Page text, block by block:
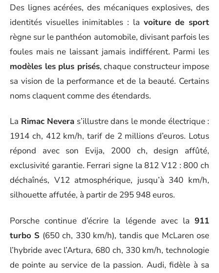
Des lignes acérées, des mécaniques explosives, des
identités visuelles inimitables : la voiture de sport
règne sur le panthéon automobile, divisant parfois les
foules mais ne laissant jamais indifférent. Parmi les
modèles les plus prisés, chaque constructeur impose
sa vision de la performance et de la beauté. Certains
noms claquent comme des étendards.
La Rimac Nevera s’illustre dans le monde électrique :
1914 ch, 412 km/h, tarif de 2 millions d’euros. Lotus
répond avec son Evija, 2000 ch, design affûté,
exclusivité garantie. Ferrari signe la 812 V12 : 800 ch
déchaînés, V12 atmosphérique, jusqu’à 340 km/h,
silhouette affutée, à partir de 295 948 euros.
Porsche continue d’écrire la légende avec la 911
turbo S (650 ch, 330 km/h), tandis que McLaren ose
l’hybride avec l’Artura, 680 ch, 330 km/h, technologie
de pointe au service de la passion. Audi, fidèle à sa